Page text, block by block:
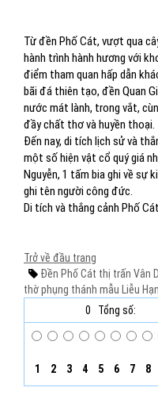
Từ đền Phố Cát, vượt qua
hành trình hành hương với
điểm tham quan hấp dẫn
bãi đá thiên tạo, đền Quan
nước mát lành, trong vắt,
đầy chất thơ và huyền thoại.
Đến nay, di tích lịch sử và
một số hiện vật cổ quý giá
Nguyễn, 1 tấm bia ghi về sự
ghi tên người công đức.
Di tích và thắng cảnh Phố
Trở về đầu trang
Đền Phố Cát thị trấn Vân
thờ phụng thánh mẫu Liễu
0
Tổng số:
1 2 3 4 5 6 7 8